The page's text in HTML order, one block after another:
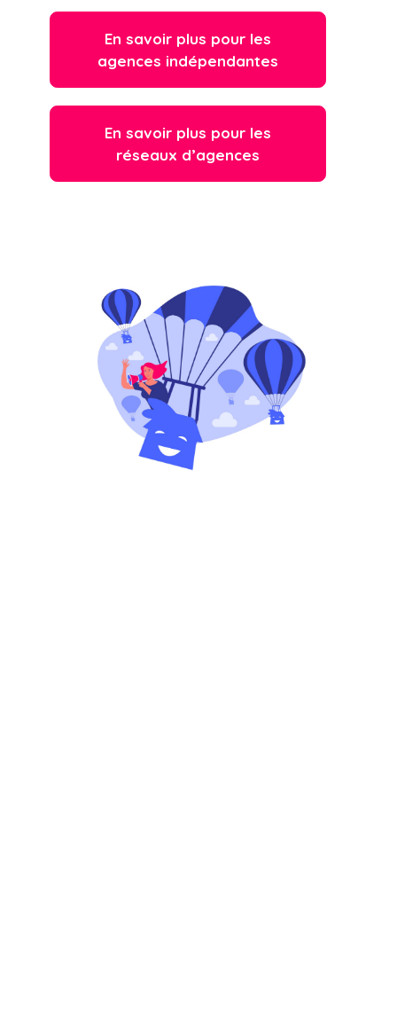
En savoir plus pour les
agences indépendantes
En savoir plus pour les
réseaux d’agences